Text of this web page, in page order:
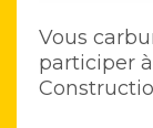
Vous
participer